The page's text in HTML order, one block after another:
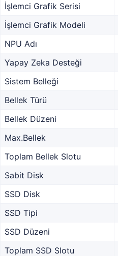
İşlemci Grafik Serisi
İşlemci Grafik Modeli
NPU Adı
Yapay Zeka Desteği
Sistem Belleği
Bellek Türü
Bellek Düzeni
Max.Bellek
Toplam Bellek Slotu
Sabit Disk
SSD Disk
SSD Tipi
SSD Düzeni
Toplam SSD Slotu